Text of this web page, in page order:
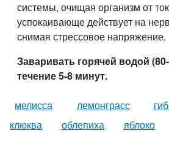
системы, очищая организм от
успокаивающе действует на
снимая стрессовое напряжение.
Заваривать горячей водой
течение 5-8 минут.
мелисса лемонграсс
клюква
облепиха яблоко